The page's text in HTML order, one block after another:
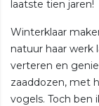
laatste tien jaren!
Winterklaar
natuur haar werk
verteren en
zaaddozen, met
vogels. Toch ben